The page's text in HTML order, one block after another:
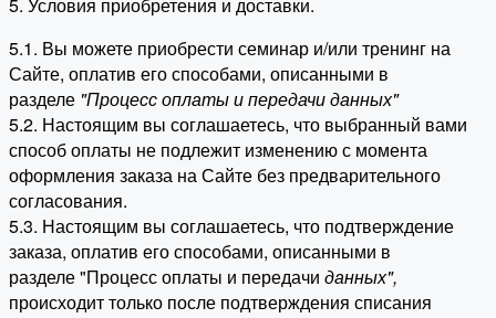
5.1. Вы можете приобрести семинар и/или тренинг на
Сайте, оплатив его способами, описанными в
разделе "Процесс оплаты и передачи данных"
5.2. Настоящим вы соглашаетесь, что выбранный вами
способ оплаты не подлежит изменению с момента
оформления заказа на Сайте без предварительного
согласования.
5.3. Настоящим вы соглашаетесь, что подтверждение
заказа, оплатив его способами, описанными в
разделе "Процесс оплаты и передачи данных",
происходит только после подтверждения списания